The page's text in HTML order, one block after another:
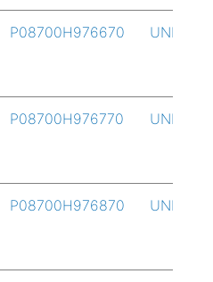
P08700H976670 UND
P08700H976770 UND
P08700H976870 UND